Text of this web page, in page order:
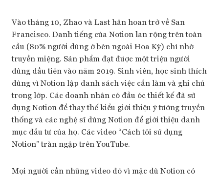
Vào tháng 10, Zhao và Last hân hoan trở về San
Francisco. Danh tiếng của Notion lan rộng trên toàn
cầu (80% người dùng ở bên ngoài Hoa Kỳ) chỉ nhờ
truyền miệng. Sản phẩm đạt được một triệu người
dùng đầu tiên vào năm 2019. Sinh viên, học sinh thích
dùng vì Notion lập danh sách việc cần làm và ghi chú
trong lớp. Các doanh nhân có đầu óc thiết kế đã sử
dụng Notion để thay thế kiểu giới thiệu ý tưởng truyền
thống và các nghệ sĩ dùng Notion để giới thiệu danh
mục đầu tư của họ. Các video “Cách tôi sử dụng
Notion” tràn ngập trên YouTube.
Mọi người cần những video đó vì mặc dù Notion có